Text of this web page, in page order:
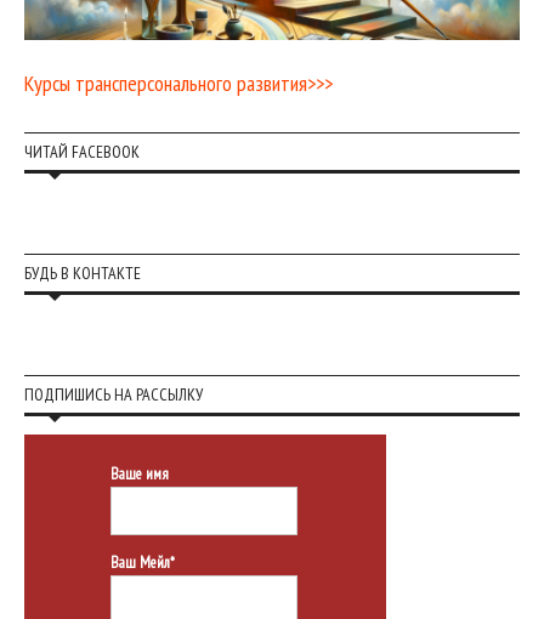
Курсы трансперсонального развития>>>
ЧИТАЙ FACEBOOK
БУДЬ В КОНТАКТЕ
ПОДПИШИСЬ НА РАССЫЛКУ
Ваше имя
Ваш Мейл*